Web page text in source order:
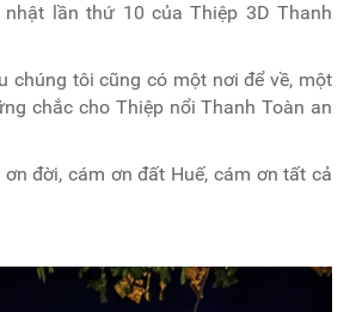
nhật lần thứ 10 của Thiệp 3D Thanh
chúng tôi cũng có một nơi để về, một
chắc cho Thiệp nổi Thanh Toàn an
đời, cám ơn đất Huế, cám ơn tất cả